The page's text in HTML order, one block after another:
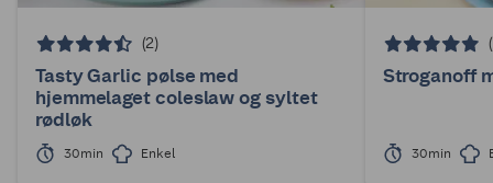
(2)
Tasty Garlic pølse med
hjemmelaget coleslaw og syltet
rødløk
30min Enkel
Stroganoff
30min